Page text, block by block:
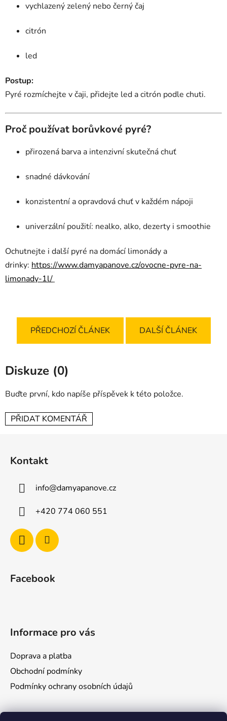
vychlazený zelený nebo černý čaj
citrón
led
Postup:
Pyré rozmíchejte v čaji, přidejte led a citrón podle chuti.
Proč používat borůvkové pyré?
přirozená barva a intenzivní skutečná chuť
snadné dávkování
konzistentní a opravdová chuť v každém nápoji
univerzální použití: nealko, alko, dezerty i smoothie
Ochutnejte i další pyré na domácí limonády a
drinky: https://www.damyapanove.cz/ovocne-pyre-na-
limonady-1l/
PŘEDCHOZÍ ČLÁNEK DALŠÍ ČLÁNEK
Diskuze (0)
Buďte první, kdo napíše příspěvek k této položce.
PŘIDAT KOMENTÁŘ
Kontakt
info@damyapanove.cz
+420 774 060 551
Facebook
Informace pro vás
Doprava a platba
Obchodní podmínky
Podmínky ochrany osobních údajů